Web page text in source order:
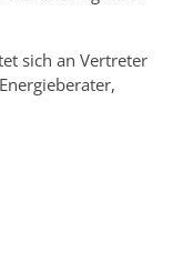
sich an Vertreter